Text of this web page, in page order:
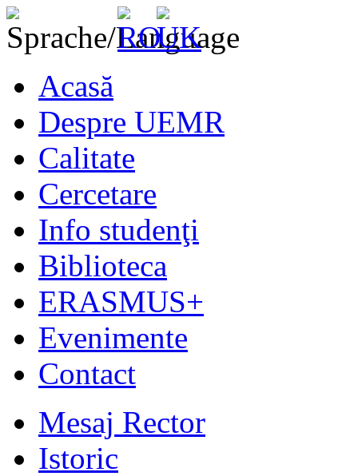
Acasă
Despre UEMR
Calitate
Cercetare
Info studenţi
Biblioteca
ERASMUS+
Evenimente
Contact
Mesaj Rector
Istoric